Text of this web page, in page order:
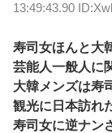
13:49:43.90
寿司女ほんと大
芸能人一般人に
大韓メンズは寿
観光に日本訪れ
寿司女に逆ナン